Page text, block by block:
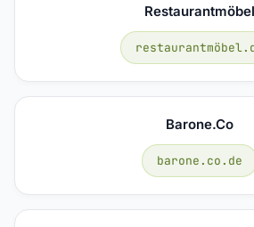
Restaurantmöbel
Barone.co
barone.co.de